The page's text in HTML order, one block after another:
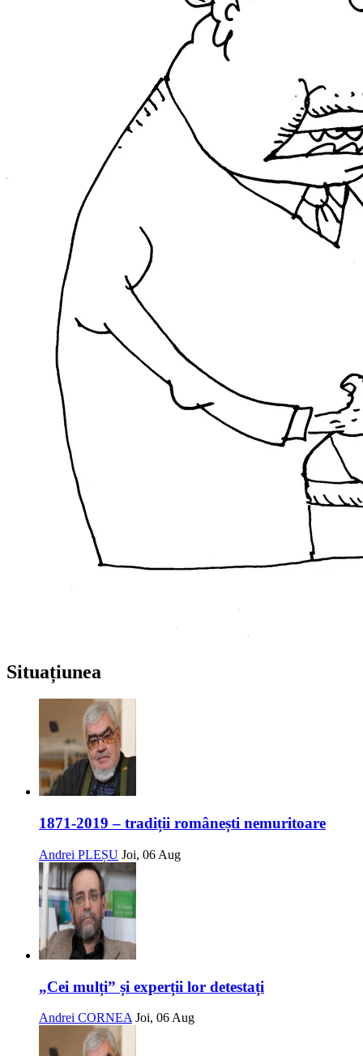
Situațiunea
1871-2019 – tradiții românești nemuritoare
Andrei PLEȘU Joi, 06 Aug
„Cei mulți” și experții lor detestați
Andrei CORNEA Joi, 06 Aug